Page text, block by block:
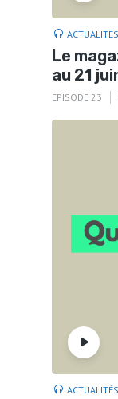
ACTUALITÉS
Le
au 21
ÉPISODE 23
ACTUALITÉS